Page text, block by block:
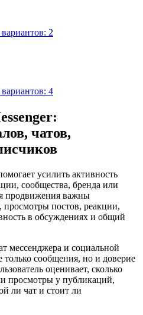
2
4
чатов,
усилить активность
сообщества, бренда или
продвижения важны
просмотры постов, реакции,
в обсуждениях и общий
мессенджера и социальной
сообщения, но и доверие
оценивает, сколько
просмотры у публикаций,
ли чат и стоит ли